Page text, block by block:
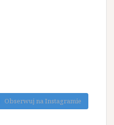
Obserwuj na Instagramie